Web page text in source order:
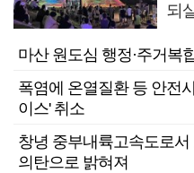
되
마산 원도심 행정·주거복
폭염에 온열질환 등 안전
이스' 취소
창녕 중부내륙고속도로
의탄으로 밝혀져